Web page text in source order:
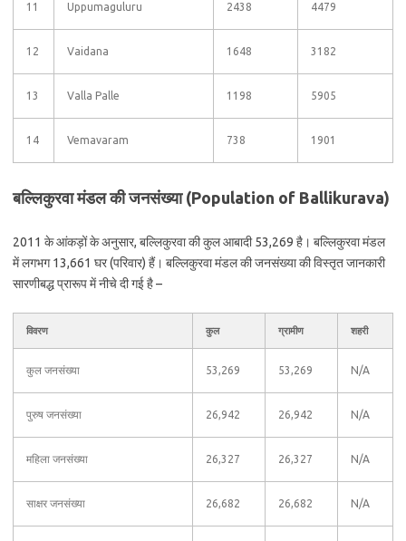
11 Uppumaguluru 2438 4479
12 Vaidana 1648 3182
13 Valla Palle 1198 5905
14 Vemavaram 738 1901
बल्लिकुरवा मंडल की जनसंख्या (Population of Ballikurava)
2011 के आंकड़ों के अनुसार, बल्लिकुरवा की कुल आबादी 53,269 है। बल्लिकुरवा मंडल
में लगभग 13,661 घर (परिवार) हैं। बल्लिकुरवा मंडल की जनसंख्या की विस्तृत जानकारी
सारणीबद्ध प्रारूप में नीचे दी गई है –
विवरण कुल ग्रामीण शहरी
कुल जनसंख्या 53,269 53,269 N/A
पुरुष जनसंख्या 26,942 26,942 N/A
महिला जनसंख्या 26,327 26,327 N/A
साक्षर जनसंख्या 26,682 26,682 N/A